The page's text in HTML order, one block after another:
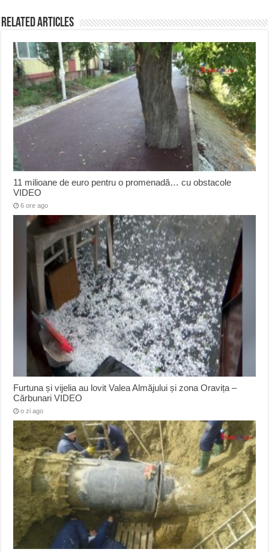
Related Articles
11 milioane de euro pentru o promenadă… cu obstacole
VIDEO
6 ore ago
Furtuna și vijelia au lovit Valea Almăjului și zona Oravița –
Cărbunari VIDEO
o zi ago